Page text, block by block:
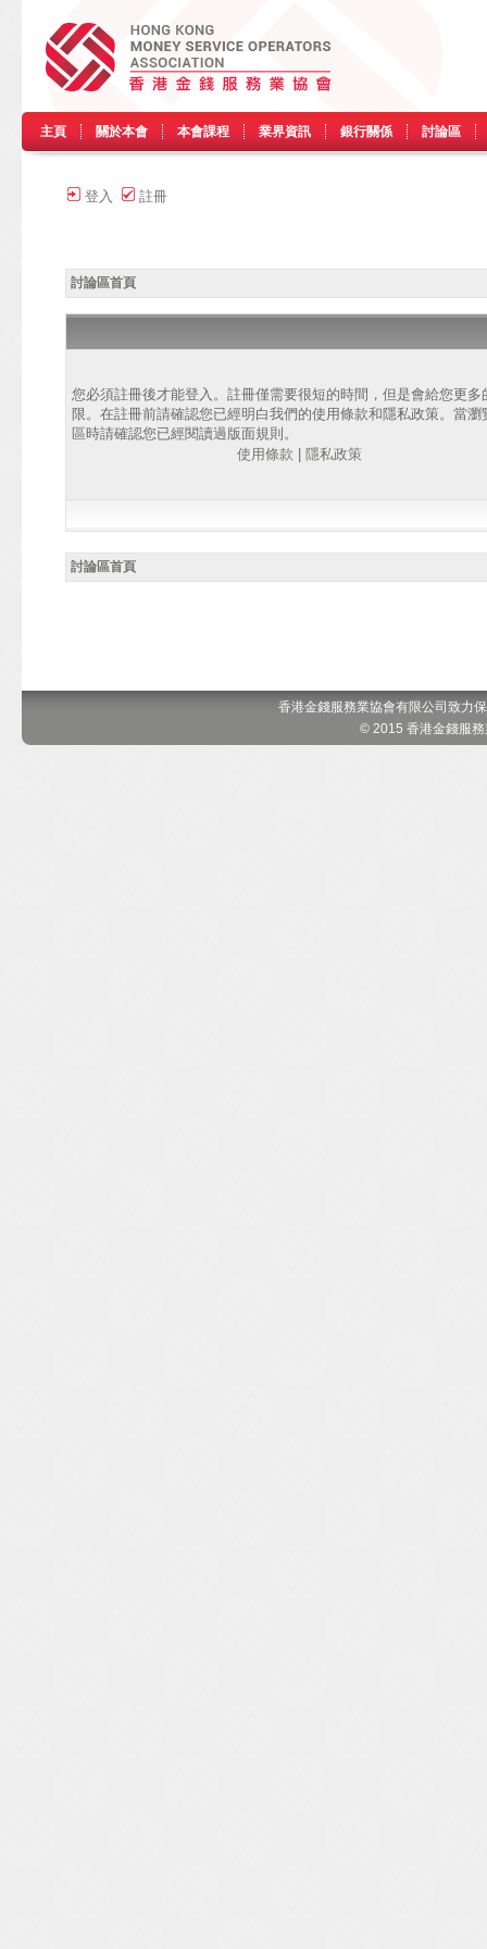
主頁 關於本會 本會課程 業界資訊 銀行關係 討論區
登入 註冊
討論區首頁
您必須註冊後才能登入。註冊僅需要很短的時間，但是會給您更多
限。在註冊前請確認您已經明白我們的使用條款和隱私政策。當瀏
區時請確認您已經閱讀過版面規則。
使用條款
隱私政策
討論區首頁
香港金錢服務業協會有限公司致力
© 2015 香港金錢服